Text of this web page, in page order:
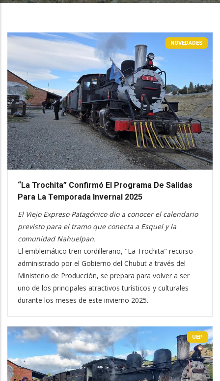
NOVEDADES
“La Trochita” Confirmó El Programa De Salidas
Para La Temporada Invernal 2025
El Viejo Expreso Patagónico dio a conocer el calendario
previsto para el tramo que conecta a Esquel y la
comunidad Nahuelpan.
El emblemático tren cordillerano, "La Trochita" recurso
administrado por el Gobierno del Chubut a través del
Ministerio de Producción, se prepara para volver a ser
uno de los principales atractivos turísticos y culturales
durante los meses de este invierno 2025.
UEP